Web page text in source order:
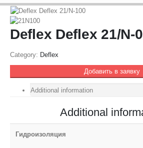
Deflex Deflex 21/N-
Category: Deflex
Добавить в заявку
Additional information
Additional
Гидроизоляция